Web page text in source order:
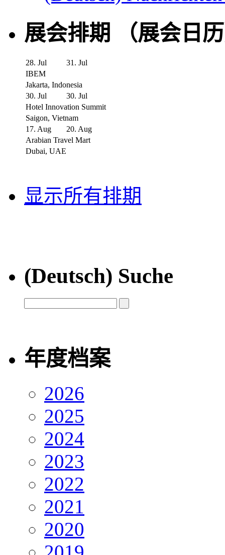
展会排期 （展会日
28. Jul
31. Jul
IBEM
Jakarta, Indonesia
30. Jul
30. Jul
Hotel Innovation Summit
Saigon, Vietnam
17. Aug
20. Aug
Arabian Travel Mart
Dubai, UAE
显示所有排期
(Deutsch) Suche
年度档案
2026
2025
2024
2023
2022
2021
2020